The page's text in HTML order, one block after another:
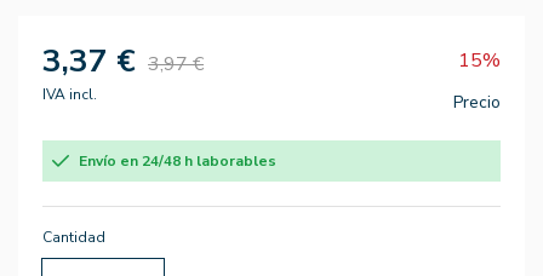
3,37 € 3,97 € 15%
IVA incl. Precio
Envío en 24/48 h laborables
Cantidad